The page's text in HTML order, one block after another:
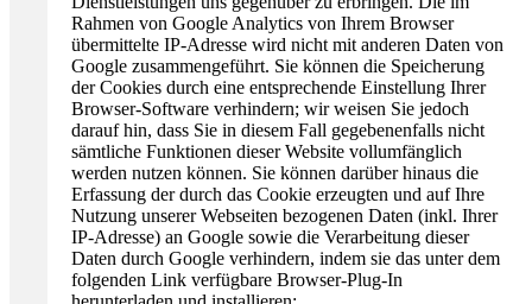
Rahmen von Google Analytics von Ihrem Browser
übermittelte IP-Adresse wird nicht mit anderen Daten von
Google zusammengeführt. Sie können die Speicherung
der Cookies durch eine entsprechende Einstellung Ihrer
Browser-Software verhindern; wir weisen Sie jedoch
darauf hin, dass Sie in diesem Fall gegebenenfalls nicht
sämtliche Funktionen dieser Website vollumfänglich
werden nutzen können. Sie können darüber hinaus die
Erfassung der durch das Cookie erzeugten und auf Ihre
Nutzung unserer Webseiten bezogenen Daten (inkl. Ihrer
IP-Adresse) an Google sowie die Verarbeitung dieser
Daten durch Google verhindern, indem sie das unter dem
folgenden Link verfügbare Browser-Plug-In